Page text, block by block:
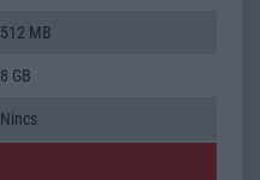
512 MB
8 GB
Nincs